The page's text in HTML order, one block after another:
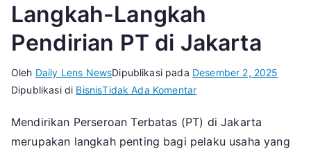
Langkah-Langkah
Pendirian PT di Jakarta
Oleh Daily Lens NewsDipublikasi pada Desember 2, 2025
Dipublikasi di BisnisTidak Ada Komentarpada
Langkah
Pendirian
Mendirikan Perseroan Terbatas (PT) di Jakarta
merupakan langkah penting bagi pelaku usaha yang